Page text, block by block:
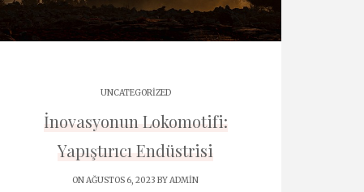
UNCATEGORIZED
İnovasyonun Lokomotifi:
Yapıştırıcı Endüstrisi
ON AĞUSTOS 6, 2023 BYADMIN